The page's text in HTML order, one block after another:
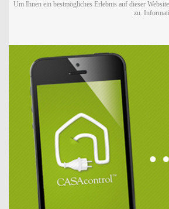
Um Ihnen ein bestmögliches Erlebnis auf dieser
zu.